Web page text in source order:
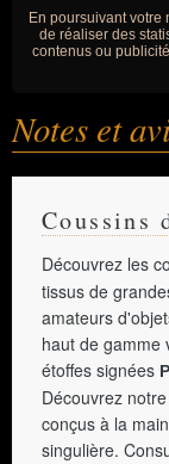
En poursuivant votre
de réaliser des
contenus ou
Notes et
Coussins
Découvrez les
tissus de
amateurs
haut de gamme
étoffes signées
Découvrez
conçus à la
singulière.